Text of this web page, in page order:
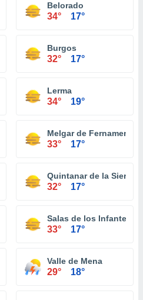
Belorado
34° 17°
Burgos
32° 17°
Lerma
34° 19°
Melgar de Fernamental
33° 17°
Quintanar de la Sierra
32° 17°
Salas de los Infantes
33° 17°
Valle de Mena
29° 18°